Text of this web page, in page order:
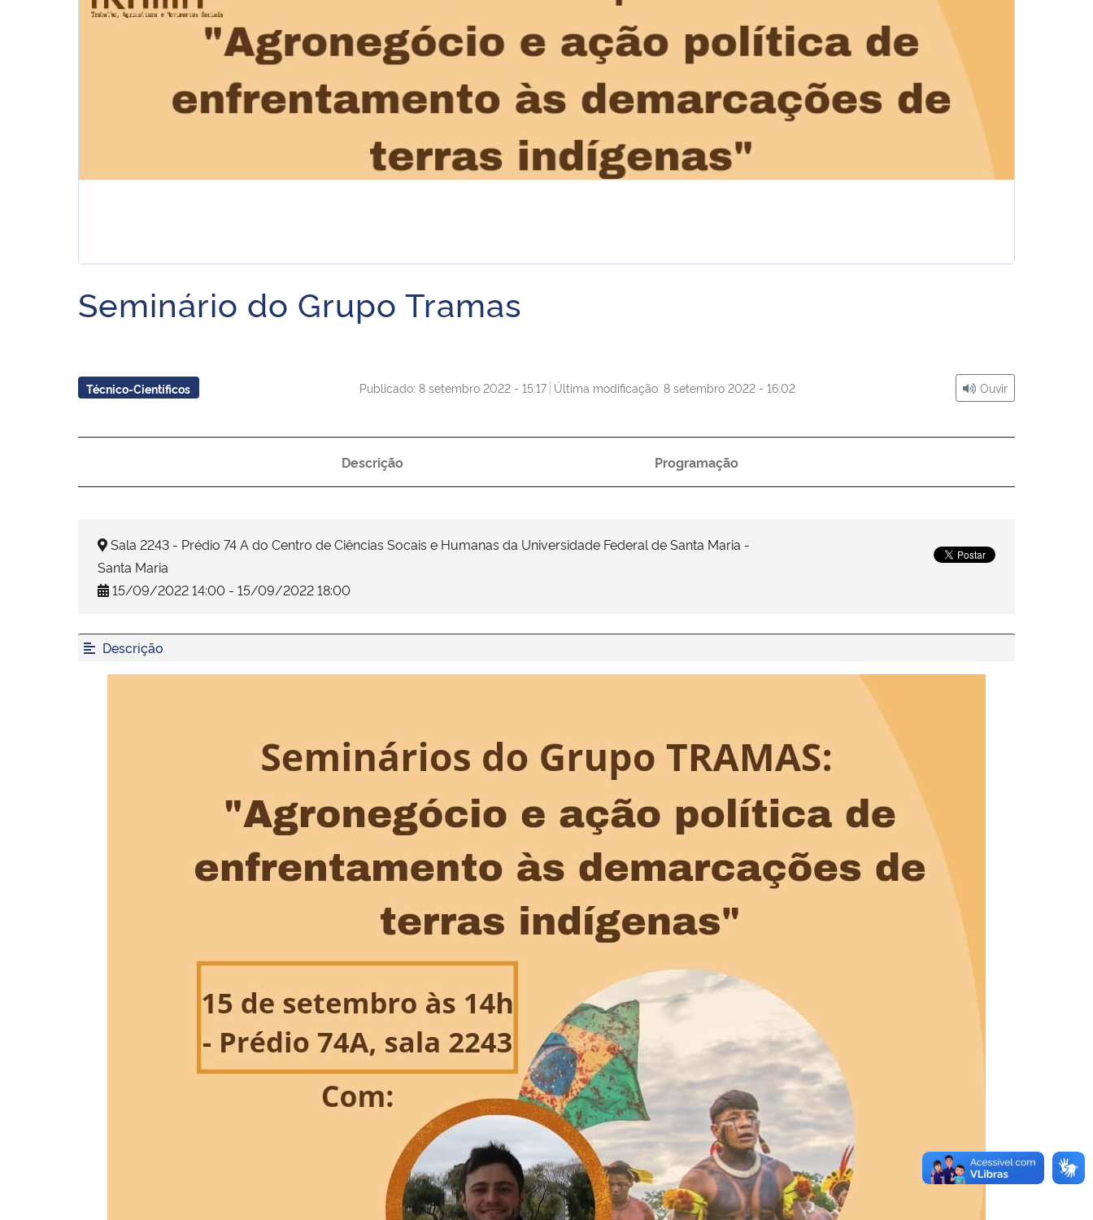
Seminário do Grupo Tramas
Técnico-Científicos Publicado: 8 setembro 2022 - 15:17 Última modificação: 8 setembro 2022 - 16:02 Ouvir
Descrição Programação
Sala 2243 - Prédio 74 A do Centro de Ciências Socais e Humanas da Universidade Federal de Santa Maria -
Santa Maria
15/09/2022 14:00 - 15/09/2022 18:00
Descrição